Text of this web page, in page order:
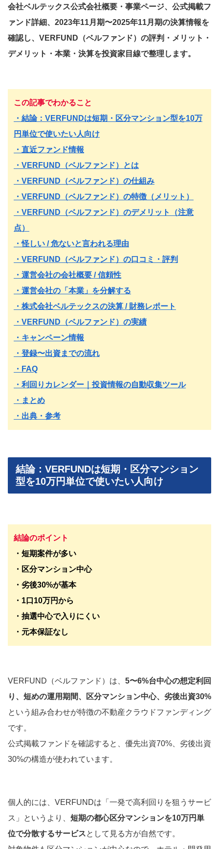
会社ベルテックス公式会社概要・事業ページ、公式掲載フ
ァンド詳細、2023年11月期〜2025年11月期の決算情報を
確認し、VERFUND（ベルファンド）の評判・メリット・
デメリット・本業・決算を投資家目線で整理します。
この記事でわかること
・結論：VERFUNDは短期・区分マンション型を10万
円単位で使いたい人向け
・直近ファンド情報
・VERFUND（ベルファンド）とは
・VERFUND（ベルファンド）の仕組み
・VERFUND（ベルファンド）の特徴（メリット）
・VERFUND（ベルファンド）のデメリット（注意
点）
・怪しい / 危ないと言われる理由
・VERFUND（ベルファンド）の口コミ・評判
・運営会社の会社概要 / 信頼性
・運営会社の「本業」を分解する
・株式会社ベルテックスの決算 / 財務レポート
・VERFUND（ベルファンド）の実績
・キャンペーン情報
・登録〜出資までの流れ
・FAQ
・利回りカレンダー｜投資情報の自動収集ツール
・まとめ
・出典・参考
結論：VERFUNDは短期・区分マンション
型を10万円単位で使いたい人向け
結論のポイント
・短期案件が多い
・区分マンション中心
・劣後30%が基本
・1口10万円から
・抽選中心で入りにくい
・元本保証なし
VERFUND（ベルファンド）は、 5〜6%台中心の想定利回
り、短めの運用期間、区分マンション中心、劣後出資30%
という組み合わせが特徴の不動産クラウドファンディング
です。
公式掲載ファンドを確認すると、優先出資70%、劣後出資
30%の構造が使われています。
個人的には、VERFUNDは「一発で高利回りを狙うサービ
ス」というより、 短期の都心区分マンションを10万円単
位で分散するサービスとして見る方が自然です。